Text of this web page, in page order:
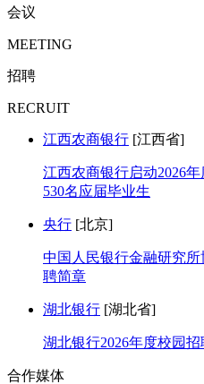
会议
MEETING
招聘
RECRUIT
江西农商银行 [江西省]
江西农商银行启动2026
530名应届毕业生
央行 [北京]
中国人民银行金融研究
聘简章
湖北银行 [湖北省]
湖北银行2026年度校园
合作媒体